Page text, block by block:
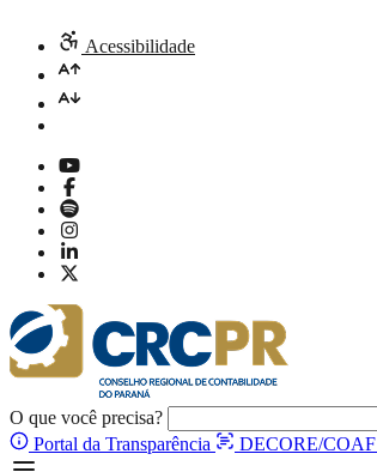
Acessibilidade
O que você precisa?
Portal da Transparência
DECORE/COAF